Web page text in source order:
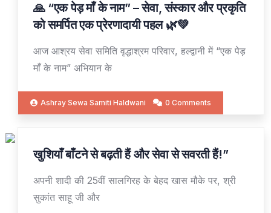
05
AUG
🙏 “एक पेड़ माँ के नाम” – सेवा, संस्कार और प्रकृति
को समर्पित एक प्रेरणादायी पहल 🌿💚
आज आश्रय सेवा समिति वृद्धाश्रम परिवार, हल्द्वानी में “एक पेड़
माँ के नाम” अभियान के
Ashray Sewa Samiti Haldwani 0 Comments
02
खुशियाँ बाँटने से बढ़ती हैं और सेवा से सवरती हैं!”
अपनी शादी की 25वीं सालगिरह के बेहद खास मौके पर, श्री
सुकांत साहू जी और